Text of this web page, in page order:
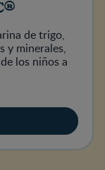
de trigo,
y minerales,
los niños a